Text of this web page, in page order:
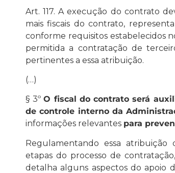
Art. 117. A execução do contrato
mais fiscais do contrato,
conforme requisitos estabelecidos
permitida a contratação de
pertinentes a essa atribuição.
(…)
§3ºO fiscal do contrato será
de controle interno da
informações relevantes para
Regulamentando essa atribuição
etapas do processo de
detalha alguns aspectos do apoio